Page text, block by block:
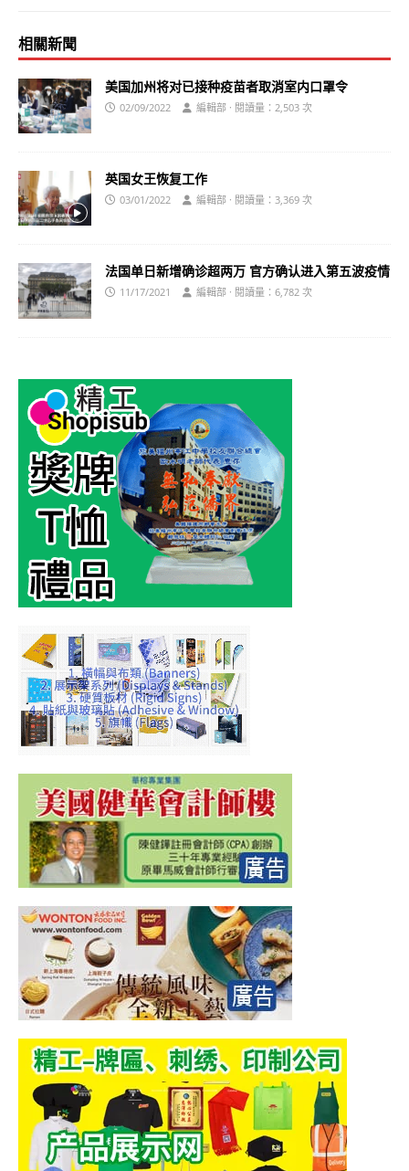
相關新聞
美国加州将对已接种疫苗者取消室内口罩令
02/09/2022 編輯部 · 閱讀量：2,503 次
英国女王恢复工作
03/01/2022 編輯部 · 閱讀量：3,369 次
法国单日新增确诊超两万 官方确认进入第五波疫情
11/17/2021 編輯部 · 閱讀量：6,782 次